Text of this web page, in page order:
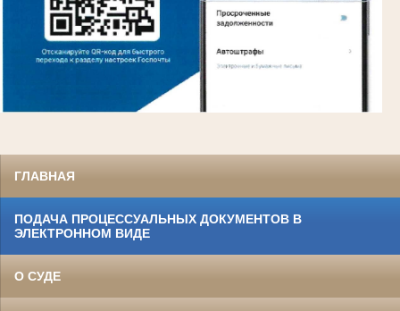
ГЛАВНАЯ
ПОДАЧА ПРОЦЕССУАЛЬНЫХ ДОКУМЕНТОВ В
ЭЛЕКТРОННОМ ВИДЕ
О СУДЕ